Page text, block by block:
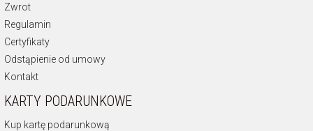
Zwrot
Regulamin
Certyfikaty
Odstąpienie od umowy
Kontakt
KARTY PODARUNKOWE
Kup kartę podarunkową